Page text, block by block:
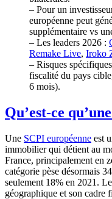
– Pour un
européenne peut
supplémentaire vs
– Les leaders 2026 :
Remake Live, Iroko
– Risques
fiscalité du pays
6 mois).
Qu’est-ce
Une SCPI européenne est
immobilier qui détient au
France, principalement en
catégorie pèse désormais
seulement 18% en 2021.
géographique et son cadre